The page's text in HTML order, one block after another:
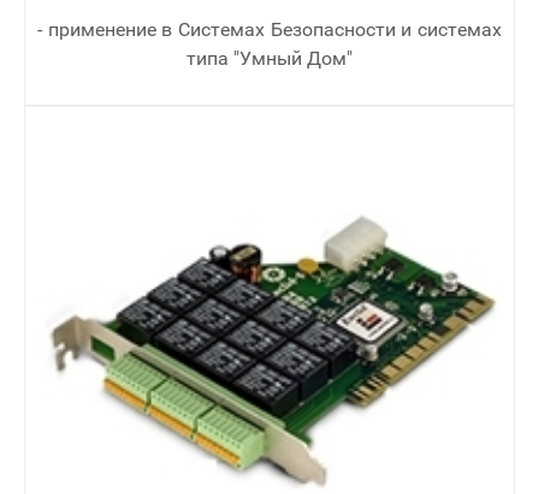
- применение в Cистемах Безопасности и системах
типа "Умный Дом"